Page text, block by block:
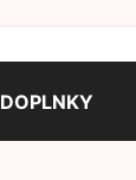
DOPLNKY